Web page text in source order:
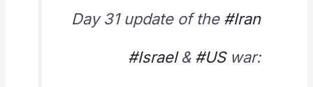
Day 31 update of the #Iran
#Israel& #USwar: